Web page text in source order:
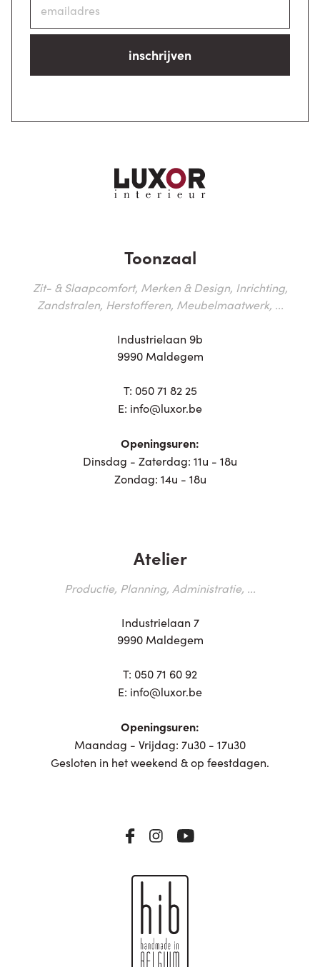
inschrijven
Toonzaal
Zit- & Slaapcomfort, Merken & Design, Inrichting,
Zandstralen, Herstofferen, Meubelmaatwerk, ...
Industrielaan 9b
9990 Maldegem
T: 050 71 82 25
E: info@luxor.be
Openingsuren:
Dinsdag - Zaterdag: 11u - 18u
Zondag: 14u - 18u
Atelier
Productie, Planning, Administratie, ...
Industrielaan 7
9990 Maldegem
T: 050 71 60 92
E: info@luxor.be
Openingsuren:
Maandag - Vrijdag: 7u30 - 17u30
Gesloten in het weekend & op feestdagen.